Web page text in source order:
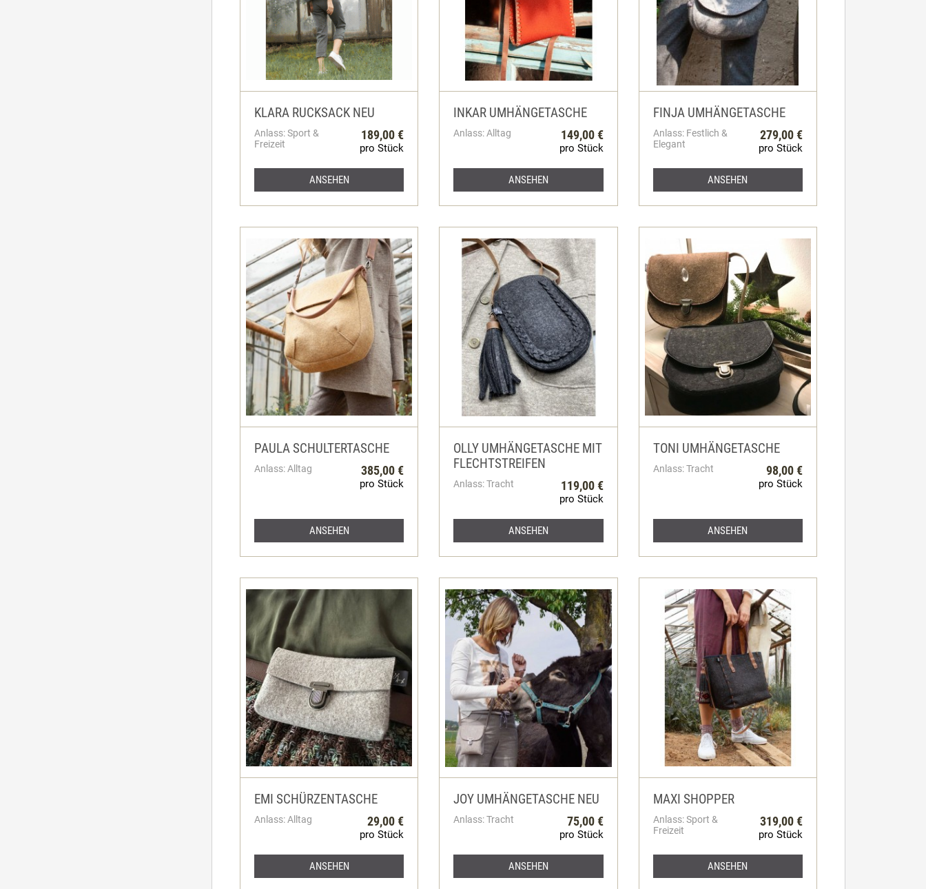
KLARA RUCKSACK NEU
Anlass: Sport &
Freizeit
189,00 €
pro Stück
ANSEHEN
INKAR UMHÄNGETASCHE
Anlass: Alltag 149,00 €
pro Stück
ANSEHEN
FINJA UMHÄNGETASCHE
Anlass: Festlich &
Elegant
279,00 €
pro Stück
ANSEHEN
PAULA SCHULTERTASCHE
Anlass: Alltag 385,00 €
pro Stück
ANSEHEN
OLLY UMHÄNGETASCHE MIT
FLECHTSTREIFEN
Anlass: Tracht 119,00 €
pro Stück
ANSEHEN
TONI UMHÄNGETASCHE
Anlass: Tracht 98,00 €
pro Stück
ANSEHEN
EMI SCHÜRZENTASCHE
Anlass: Alltag 29,00 €
pro Stück
ANSEHEN
JOY UMHÄNGETASCHE NEU
Anlass: Tracht 75,00 €
pro Stück
ANSEHEN
MAXI SHOPPER
Anlass: Sport &
Freizeit
319,00 €
pro Stück
ANSEHEN